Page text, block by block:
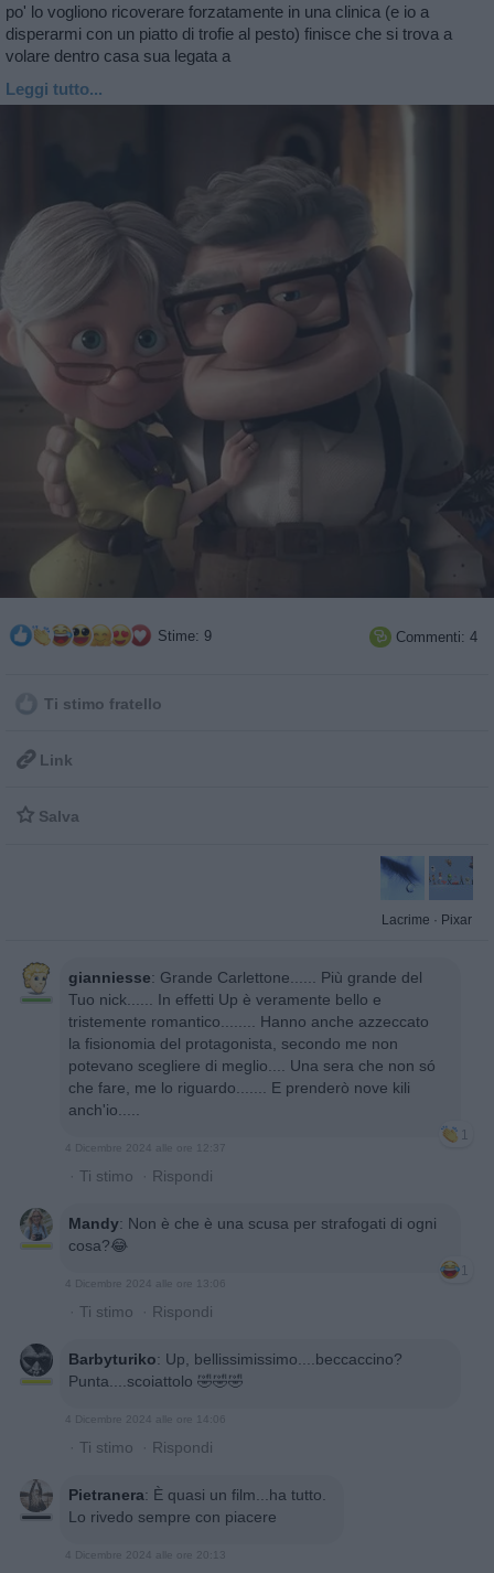
po' lo vogliono ricoverare forzatamente in una clinica (e io a
disperarmi con un piatto di trofie al pesto) finisce che si trova a
volare dentro casa sua legata a
Leggi tutto...
Stime: 9  Commenti: 4
Ti stimo fratello
 Link
 Salva
Lacrime · Pixar
gianniesse: Grande Carlettone...... Più grande del
Tuo nick...... In effetti Up è veramente bello e
tristemente romantico........ Hanno anche azzeccato
la fisionomia del protagonista, secondo me non
potevano scegliere di meglio.... Una sera che non só
che fare, me lo riguardo....... E prenderò nove kili
anch'io.....
1
4 Dicembre 2024 alle ore 12:37
· Ti stimo · Rispondi
Mandy: Non è che è una scusa per strafogati di ogni
cosa?😂
1
4 Dicembre 2024 alle ore 13:06
· Ti stimo · Rispondi
Barbyturiko: Up, bellissimissimo....beccaccino?
Punta....scoiattolo 🤣🤣🤣
4 Dicembre 2024 alle ore 14:06
· Ti stimo · Rispondi
Pietranera: È quasi un film...ha tutto.
Lo rivedo sempre con piacere
4 Dicembre 2024 alle ore 20:13